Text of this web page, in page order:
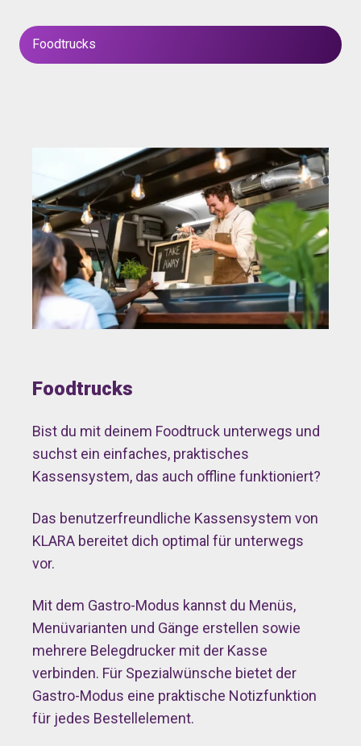
Foodtrucks
Foodtrucks
Bist du mit deinem Foodtruck unterwegs und
suchst ein einfaches, praktisches
Kassensystem, das auch offline funktioniert?
Das benutzerfreundliche Kassensystem von
KLARA bereitet dich optimal für unterwegs
vor.
Mit dem Gastro-Modus kannst du Menüs,
Menüvarianten und Gänge erstellen sowie
mehrere Belegdrucker mit der Kasse
verbinden. Für Spezialwünsche bietet der
Gastro-Modus eine praktische Notizfunktion
für jedes Bestellelement.